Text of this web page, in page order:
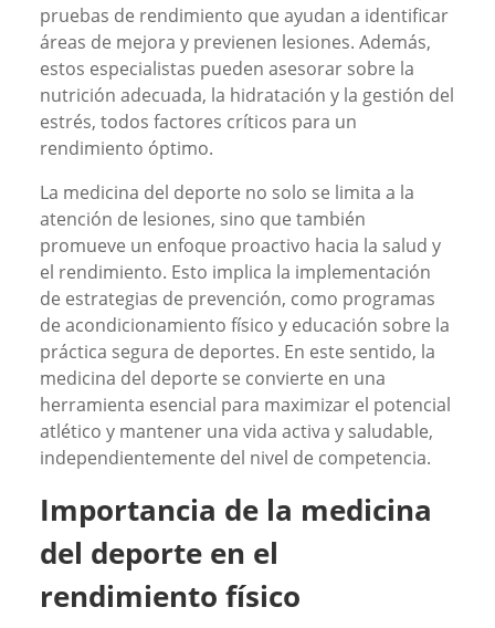
pruebas de rendimiento que ayudan a identificar
áreas de mejora y previenen lesiones. Además,
estos especialistas pueden asesorar sobre la
nutrición adecuada, la hidratación y la gestión del
estrés, todos factores críticos para un
rendimiento óptimo.
La medicina del deporte no solo se limita a la
atención de lesiones, sino que también
promueve un enfoque proactivo hacia la salud y
el rendimiento. Esto implica la implementación
de estrategias de prevención, como programas
de acondicionamiento físico y educación sobre la
práctica segura de deportes. En este sentido, la
medicina del deporte se convierte en una
herramienta esencial para maximizar el potencial
atlético y mantener una vida activa y saludable,
independientemente del nivel de competencia.
Importancia de la medicina
del deporte en el
rendimiento físico